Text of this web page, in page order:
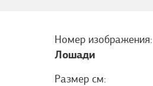
Номер изображения:
Лошади
Размер см: